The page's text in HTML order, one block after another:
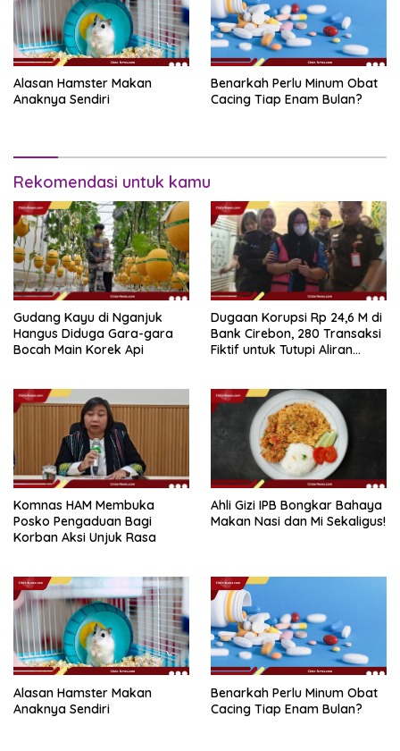
Alasan Hamster Makan
Anaknya Sendiri
Benarkah Perlu Minum Obat
Cacing Tiap Enam Bulan?
Rekomendasi untuk kamu
Gudang Kayu di Nganjuk
Hangus Diduga Gara-gara
Bocah Main Korek Api
Dugaan Korupsi Rp 24,6 M di
Bank Cirebon, 280 Transaksi
Fiktif untuk Tutupi Aliran
Komnas HAM Membuka
Posko Pengaduan Bagi
Korban Aksi Unjuk Rasa
Ahli Gizi IPB Bongkar Bahaya
Makan Nasi dan Mi Sekaligus!
Alasan Hamster Makan
Anaknya Sendiri
Benarkah Perlu Minum Obat
Cacing Tiap Enam Bulan?